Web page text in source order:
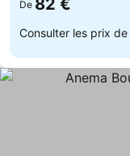
De 82 €
Consulter les prix de